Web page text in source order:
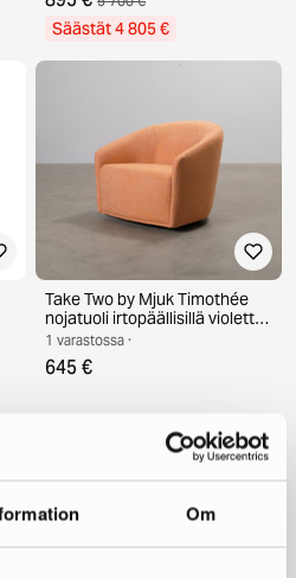
Om
Säästät 4 805 €
Take Two by Mjuk Timothée
nojatuoli irtopäällisillä violetti &
oranssi
1 varastossa ·
645 €